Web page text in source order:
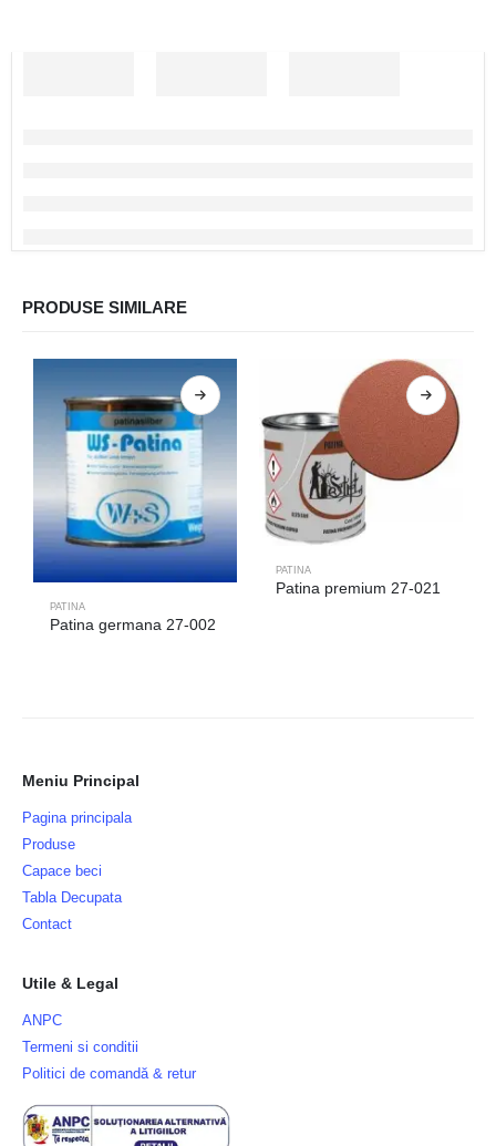
PRODUSE SIMILARE
PATINA
Patina germana 27-002
PATINA
Patina premium 27-021
Meniu Principal
Pagina principala
Produse
Capace beci
Tabla Decupata
Contact
Utile & Legal
ANPC
Termeni si conditii
Politici de comandă & retur